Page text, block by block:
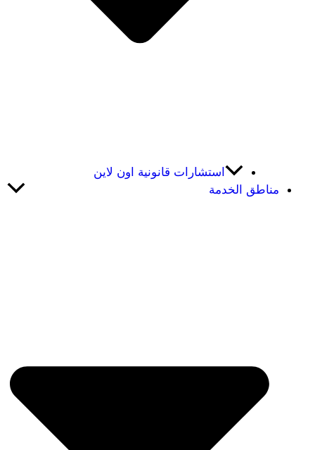
استشارات قانونية اون لاين
مناطق الخدمة